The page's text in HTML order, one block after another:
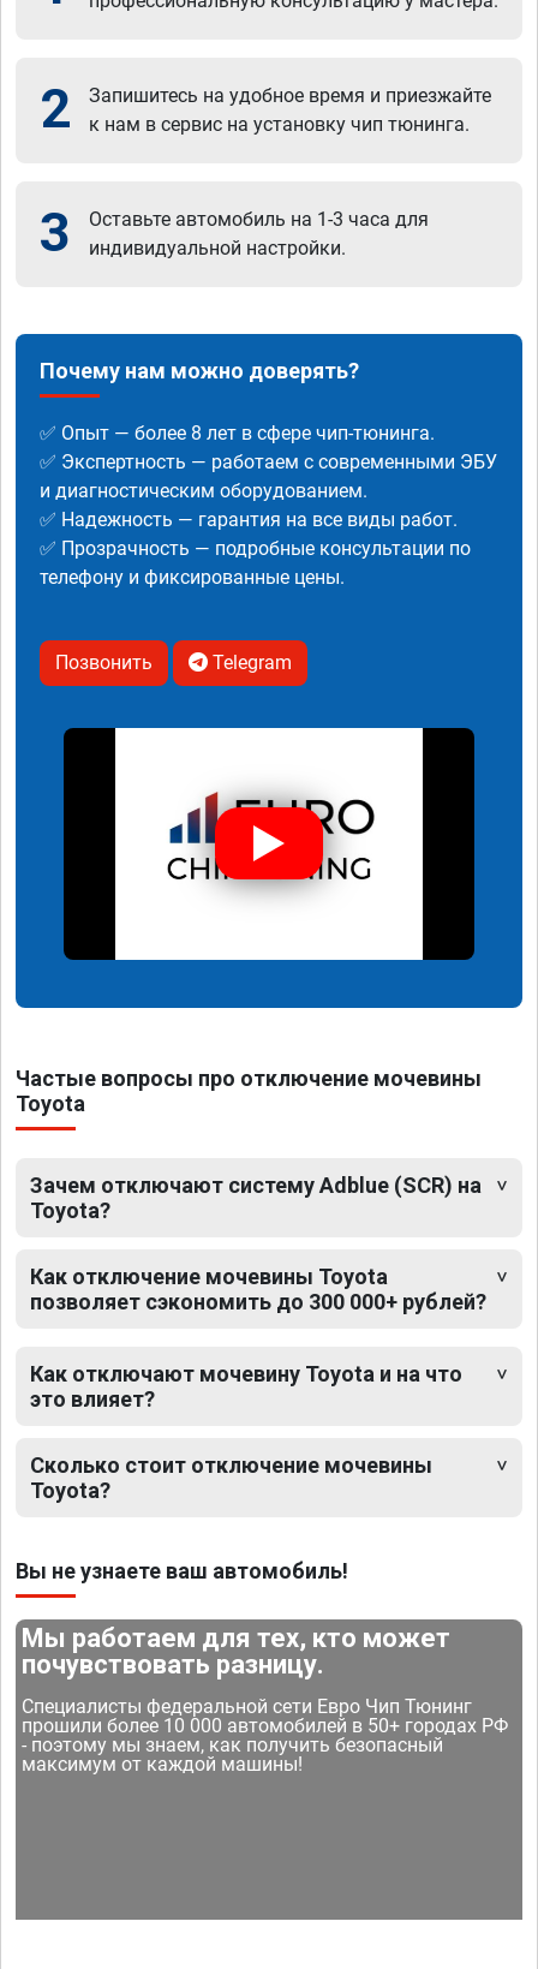
2
Запишитесь на удобное время и приезжайте
к нам в сервис на установку чип тюнинга.
3
Оставьте автомобиль на 1-3 часа для
индивидуальной настройки.
Почему нам можно доверять?
✅ Опыт — более 8 лет в сфере чип-тюнинга.
✅ Экспертность — работаем с современными ЭБУ
и диагностическим оборудованием.
✅ Надежность — гарантия на все виды работ.
✅ Прозрачность — подробные консультации по
телефону и фиксированные цены.
Позвонить Telegram
Частые вопросы про отключение мочевины
Toyota
Зачем отключают систему Adblue (SCR) на
Toyota?
Как отключение мочевины Toyota
позволяет сэкономить до 300 000+ рублей?
Как отключают мочевину Toyota и на что
это влияет?
Сколько стоит отключение мочевины
Toyota?
Вы не узнаете ваш автомобиль!
Мы работаем для тех, кто может
почувствовать разницу.
Специалисты федеральной сети Евро Чип Тюнинг
прошили более 10 000 автомобилей в 50+ городах РФ
- поэтому мы знаем, как получить безопасный
максимум от каждой машины!